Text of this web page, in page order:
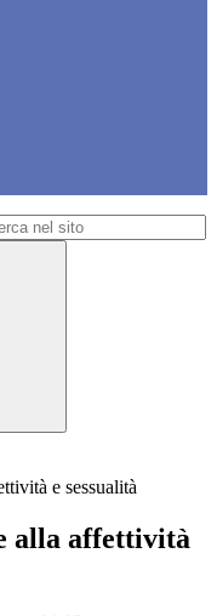
e sessualità
alla affettività